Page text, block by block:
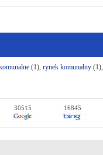
(1), rynek komunalny(1),
30515 16845